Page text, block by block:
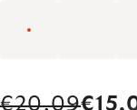
€20,09